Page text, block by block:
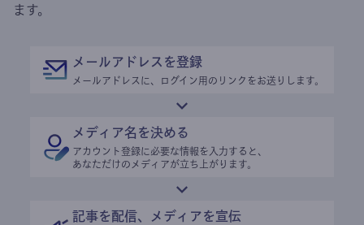
ます。
メールアドレスを登録
メールアドレスに、ログイン用のリンクをお送りします。
メディア名を決める
アカウント登録に必要な情報を入力すると、
あなただけのメディアが立ち上がります。
記事を配信、メディアを宣伝